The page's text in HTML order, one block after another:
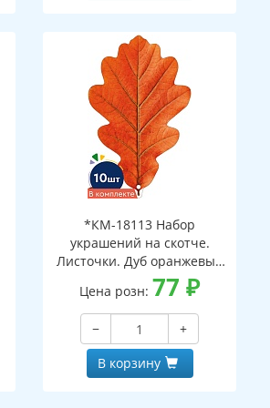
*КМ-18113 Набор
украшений на скотче.
Листочки. Дуб оранжевый
(10 шт. в наборе,
двухсторонняя, ВД-лак)
Цена розн: 77₽
−
+
В корзину